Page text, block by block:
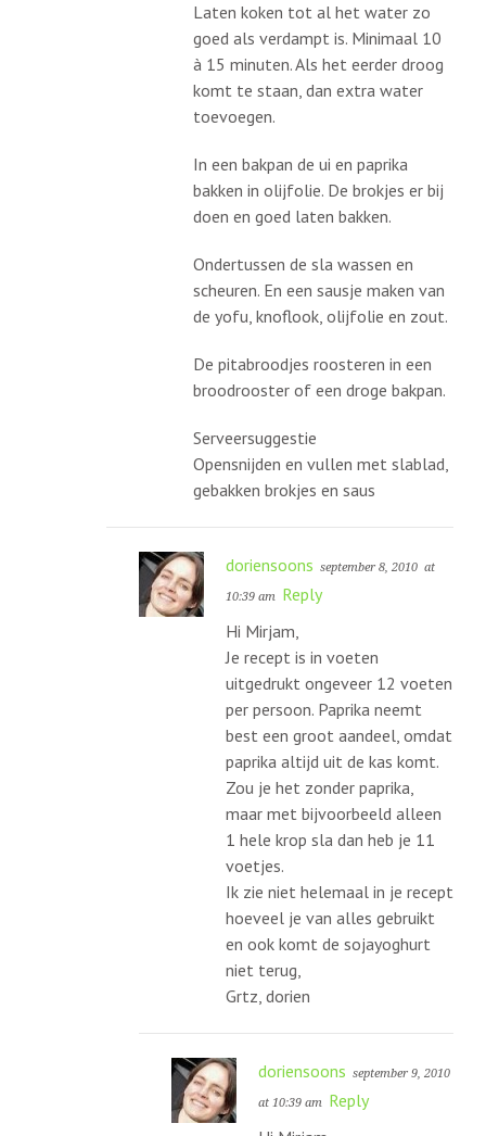
Laten koken tot al het water zo
goed als verdampt is. Minimaal 10
à 15 minuten. Als het eerder droog
komt te staan, dan extra water
toevoegen.
In een bakpan de ui en paprika
bakken in olijfolie. De brokjes er bij
doen en goed laten bakken.
Ondertussen de sla wassen en
scheuren. En een sausje maken van
de yofu, knoflook, olijfolie en zout.
De pitabroodjes roosteren in een
broodrooster of een droge bakpan.
Serveersuggestie
Opensnijden en vullen met slablad,
gebakken brokjes en saus
doriensoons september 8, 2010 at
10:39 am Reply
Hi Mirjam,
Je recept is in voeten
uitgedrukt ongeveer 12 voeten
per persoon. Paprika neemt
best een groot aandeel, omdat
paprika altijd uit de kas komt.
Zou je het zonder paprika,
maar met bijvoorbeeld alleen
1 hele krop sla dan heb je 11
voetjes.
Ik zie niet helemaal in je recept
hoeveel je van alles gebruikt
en ook komt de sojayoghurt
niet terug,
Grtz, dorien
doriensoons september 9, 2010
at 10:39 am Reply